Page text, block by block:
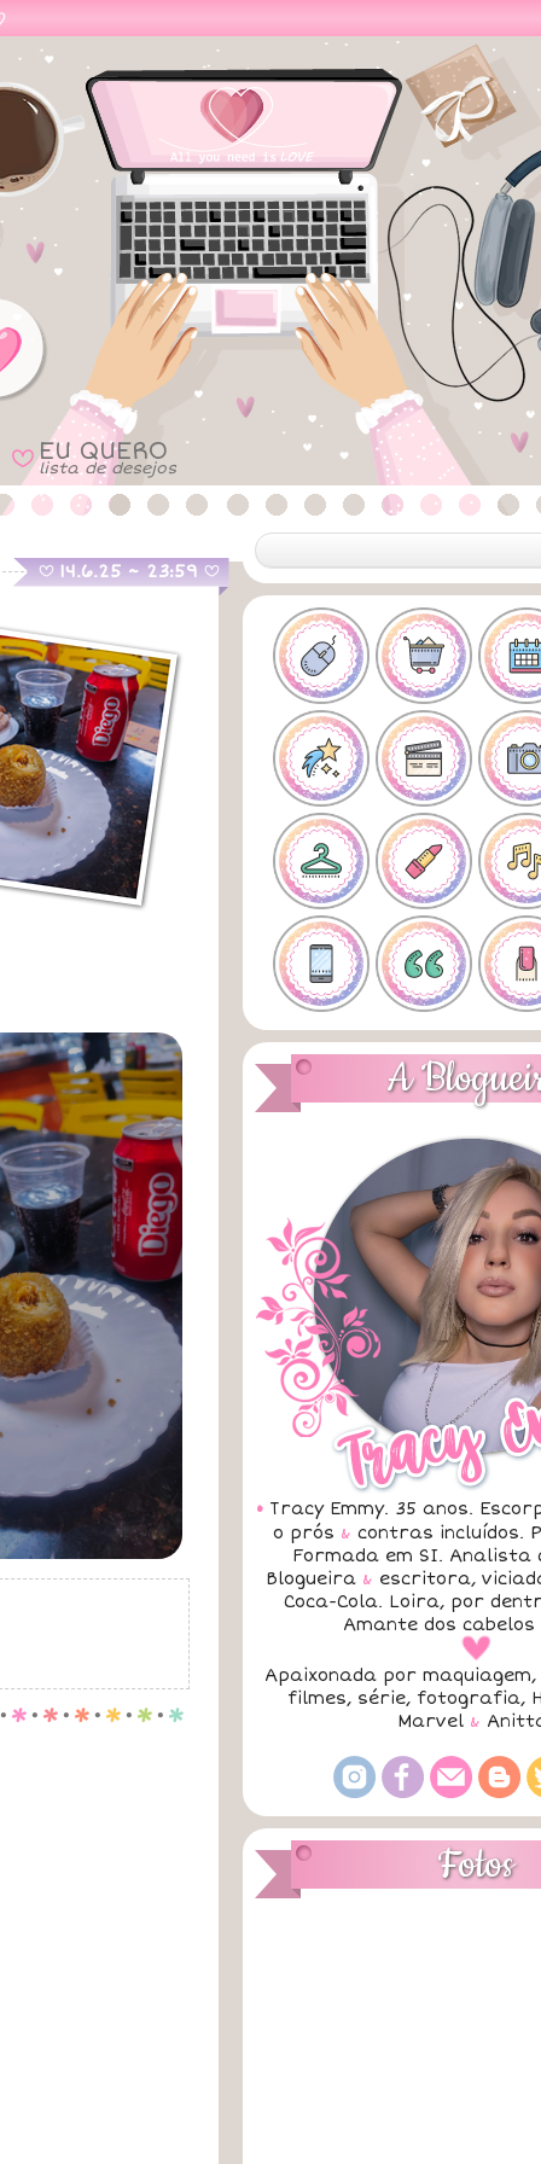
B EU QUERO
lista de desejos
B 14.6.25 ~ 23:59 B
. p . p . p . p . p . p
A
• Tracy Emmy. 35 anos.
o prós & contras incluídos.
Formada em SI. Analista
Blogueira & escritora,
Coca-Cola. Loira, por
Amante dos
a
Apaixonada por maquiagem,
filmes, série, fotografia,
Marvel &
Fotos